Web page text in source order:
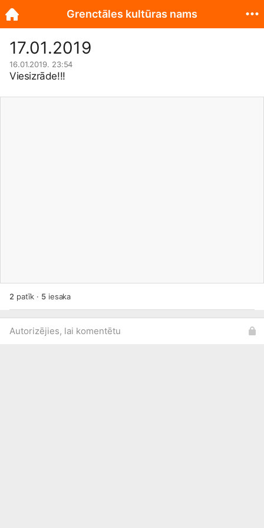
17.01.2019
16.01.2019. 23:54
Viesizrāde!!!
2 patīk · 5iesaka
Autorizējies, lai komentētu
Grenctāles kultūras nams